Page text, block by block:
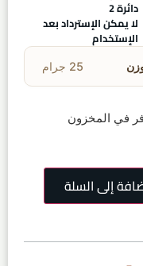
دائرة 2
لا يمكن الإسترداد بعد
الإستخدام
25 جرام
إلى السلة